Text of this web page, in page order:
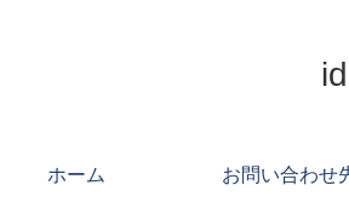
ホーム お問い合わせ